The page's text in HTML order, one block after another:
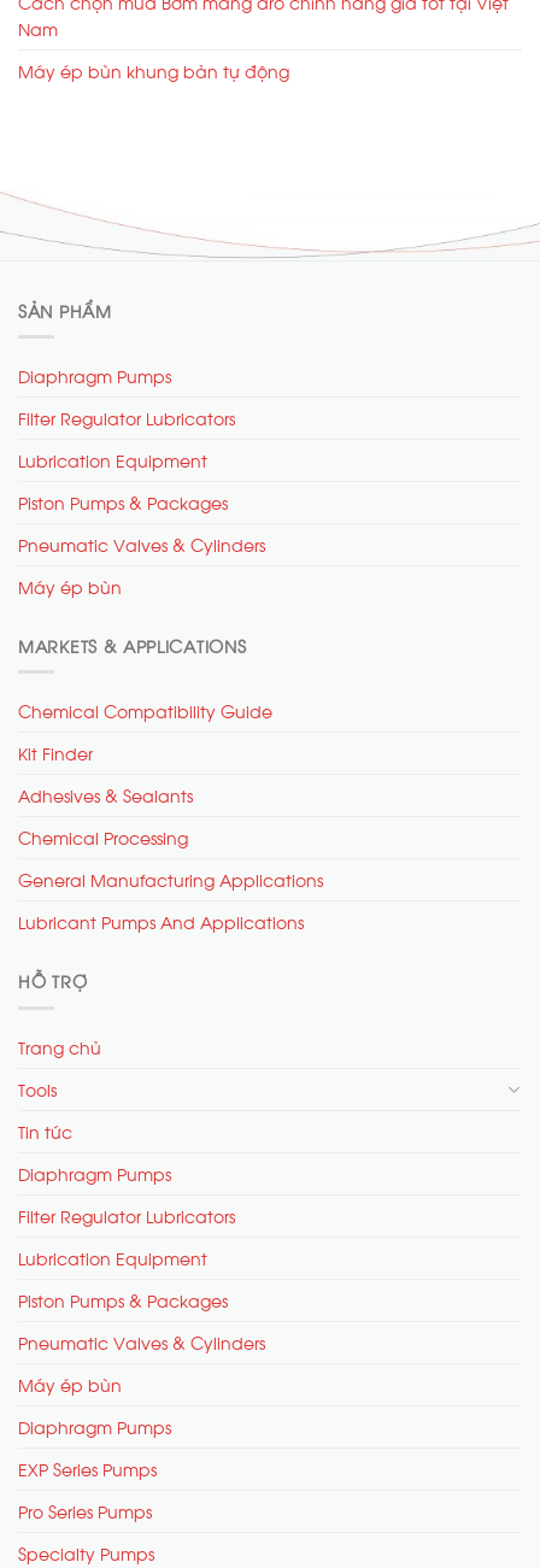
Nam
Máy ép bùn khung bản tự động
SẢN PHẨM
Diaphragm Pumps
Filter Regulator Lubricators
Lubrication Equipment
Piston Pumps & Packages
Pneumatic Valves & Cylinders
Máy ép bùn
MARKETS & APPLICATIONS
Chemical Compatibility Guide
Kit Finder
Adhesives & Sealants
Chemical Processing
General Manufacturing Applications
Lubricant Pumps And Applications
HỖ TRỢ
Trang chủ
Tools
Tin tức
Diaphragm Pumps
Filter Regulator Lubricators
Lubrication Equipment
Piston Pumps & Packages
Pneumatic Valves & Cylinders
Máy ép bùn
Diaphragm Pumps
EXP Series Pumps
Pro Series Pumps
Specialty Pumps